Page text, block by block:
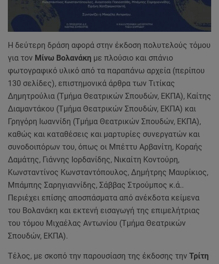
Η δεύτερη δράση αφορά στην έκδοση πολυτελούς τόμου
για τον Μίνω Βολανάκη με πλούσιο και σπάνιο
φωτογραφικό υλικό από τα παραπάνω αρχεία (περίπου
130 σελίδες), επιστημονικά άρθρα των Τιτίκας
Δημητρούλια (Τμήμα Θεατρικών Σπουδών, ΕΚΠΑ), Καίτης
Διαμαντάκου (Τμήμα Θεατρικών Σπουδών, ΕΚΠΑ) και
Γρηγόρη Ιωαννίδη (Τμήμα Θεατρικών Σπουδών, ΕΚΠΑ),
καθώς και καταθέσεις και μαρτυρίες συνεργατών και
συνοδοιπόρων του, όπως οι Μπέττυ Αρβανίτη, Κοραής
Δαμάτης, Γιάννης Ιορδανίδης, Νικαίτη Κοντούρη,
Κωνσταντίνος Κωνσταντόπουλος, Δημήτρης Μαυρίκιος,
Μπάμπης Σαρηγιαννίδης, Σάββας Στρούμπος κ.ά..
Περιέχει επίσης αποσπάσματα από ανέκδοτα κείμενα
του Βολανάκη και εκτενή εισαγωγή της επιμελήτριας
του τόμου Μιχαέλας Αντωνίου (Τμήμα Θεατρικών
Σπουδών, ΕΚΠΑ).
Τέλος, με σκοπό την παρουσίαση της έκδοσης την Τρίτη